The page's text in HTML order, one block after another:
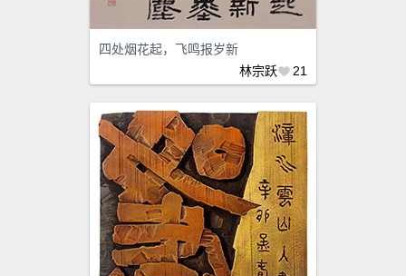
四处烟花起，飞鸣报岁新
林宗跃
21